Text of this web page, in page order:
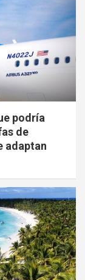
podría
de
adaptan